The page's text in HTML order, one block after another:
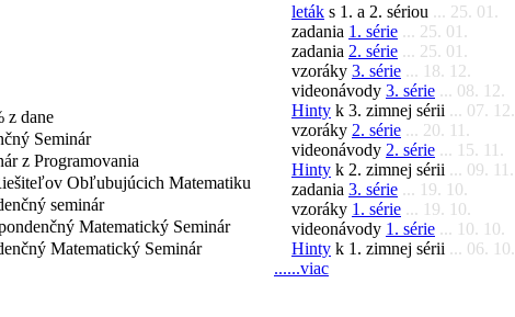
z dane
Seminár
z Programovania
Obľubujúcich Matematiku
seminár
Matematický Seminár
Matematický Seminár
leták s 1. a 2. sériou ... 25. 01.
zadania 1. série ... 25. 01.
zadania 2. série ... 25. 01.
vzoráky 3. série ... 18. 12.
videonávody 3. série ... 08. 12.
Hinty k 3. zimnej sérii ... 07. 12.
vzoráky 2. série ... 20. 11.
videonávody 2. série ... 15. 11.
Hinty k 2. zimnej sérii ... 09. 11.
zadania 3. série ... 19. 10.
vzoráky 1. série ... 19. 10.
videonávody 1. série ... 10. 10.
Hinty k 1. zimnej sérii ... 06. 10.
......viac